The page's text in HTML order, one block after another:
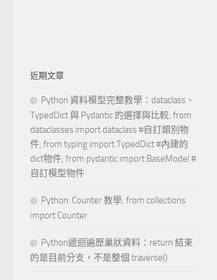
近期文章
Python 資料模型完整教學：dataclass、
TypedDict 與 Pydantic 的選擇與比較; from
dataclasses import dataclass #自訂類別物
件; from typing import TypedDict #內建的
dict物件; from pydantic import BaseModel #
自訂模型物件
Python: Counter 教學; from collections
import Counter
Python遞迴遍歷巢狀資料：return 結束
的是目前分支，不是整個 traverse()